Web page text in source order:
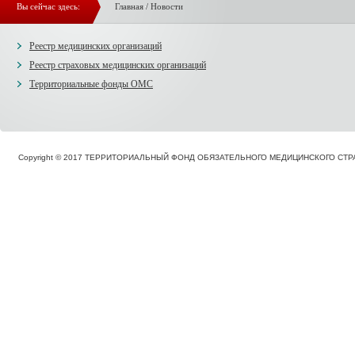
Вы сейчас здесь: Главная/ Новости
Реестр медицинских организаций
Реестр страховых медицинских организаций
Территориальные фонды ОМС
Copyright © 2017 ТЕРРИТОРИАЛЬНЫЙ ФОНД ОБЯЗАТЕЛЬНОГО МЕДИЦИНСКОГО